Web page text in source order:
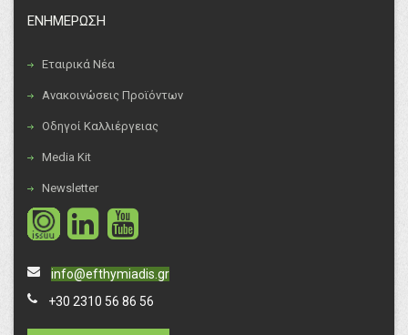
ΕΝΗΜΕΡΩΣΗ
Εταιρικά Νέα
Ανακοινώσεις Προϊόντων
Οδηγοί Καλλιέργειας
Media Kit
Newsletter
info@efthymiadis.gr
+30 2310 56 86 56